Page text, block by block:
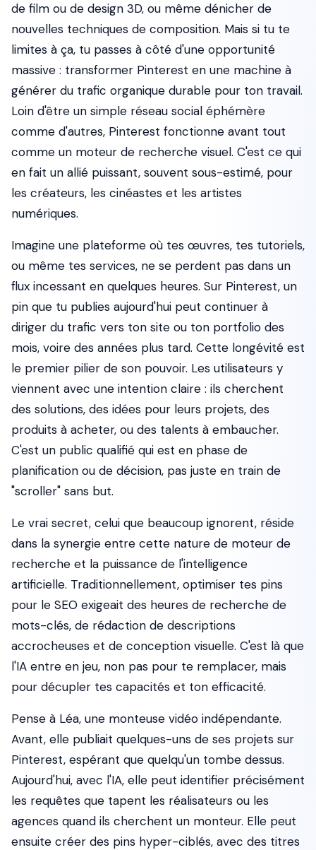
de film ou de design 3D, ou même dénicher de
nouvelles techniques de composition. Mais si tu te
limites à ça, tu passes à côté d'une opportunité
massive : transformer Pinterest en une machine à
générer du trafic organique durable pour ton travail.
Loin d'être un simple réseau social éphémère
comme d'autres, Pinterest fonctionne avant tout
comme un moteur de recherche visuel. C'est ce qui
en fait un allié puissant, souvent sous-estimé, pour
les créateurs, les cinéastes et les artistes
numériques.
Imagine une plateforme où tes œuvres, tes tutoriels,
ou même tes services, ne se perdent pas dans un
flux incessant en quelques heures. Sur Pinterest, un
pin que tu publies aujourd'hui peut continuer à
diriger du trafic vers ton site ou ton portfolio des
mois, voire des années plus tard. Cette longévité est
le premier pilier de son pouvoir. Les utilisateurs y
viennent avec une intention claire : ils cherchent
des solutions, des idées pour leurs projets, des
produits à acheter, ou des talents à embaucher.
C'est un public qualifié qui est en phase de
planification ou de décision, pas juste en train de
"scroller" sans but.
Le vrai secret, celui que beaucoup ignorent, réside
dans la synergie entre cette nature de moteur de
recherche et la puissance de l'intelligence
artificielle. Traditionnellement, optimiser tes pins
pour le SEO exigeait des heures de recherche de
mots-clés, de rédaction de descriptions
accrocheuses et de conception visuelle. C'est là que
l'IA entre en jeu, non pas pour te remplacer, mais
pour décupler tes capacités et ton efficacité.
Pense à Léa, une monteuse vidéo indépendante.
Avant, elle publiait quelques-uns de ses projets sur
Pinterest, espérant que quelqu'un tombe dessus.
Aujourd'hui, avec l'IA, elle peut identifier précisément
les requêtes que tapent les réalisateurs ou les
agences quand ils cherchent un monteur. Elle peut
ensuite créer des pins hyper-ciblés, avec des titres